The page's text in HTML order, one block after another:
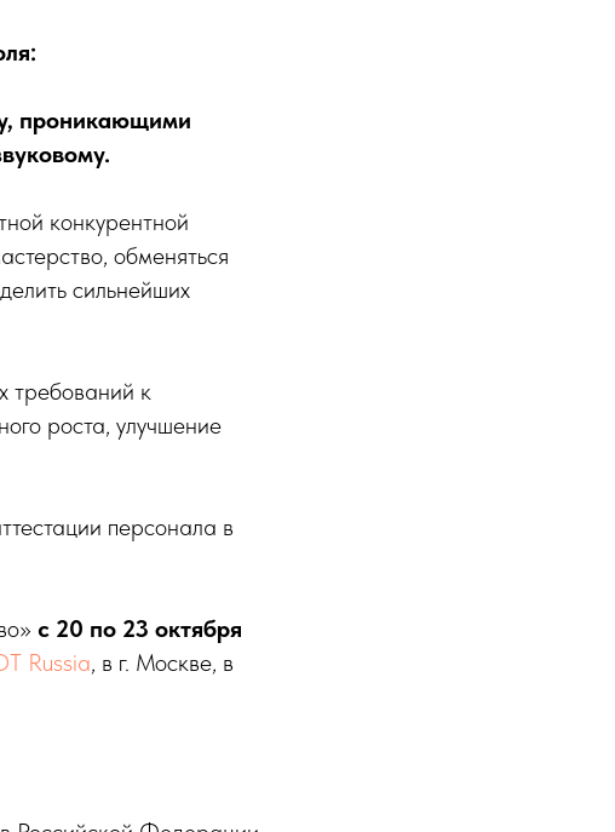
проникающими
конкурентной
обменяться
сильнейших
требований к
роста, улучшение
персонала в
с 20 по 23 октября
Russia, в г. Москве, в